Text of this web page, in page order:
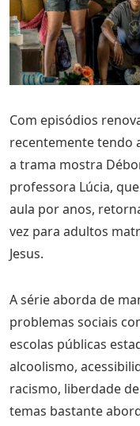
Com episódios
recentemente tendo
a trama mostra
professora Lúcia,
aula por anos,
vez para adultos
Jesus.
A série aborda de
problemas sociais
escolas públicas
alcoolismo,
racismo, liberdade
temas bastante